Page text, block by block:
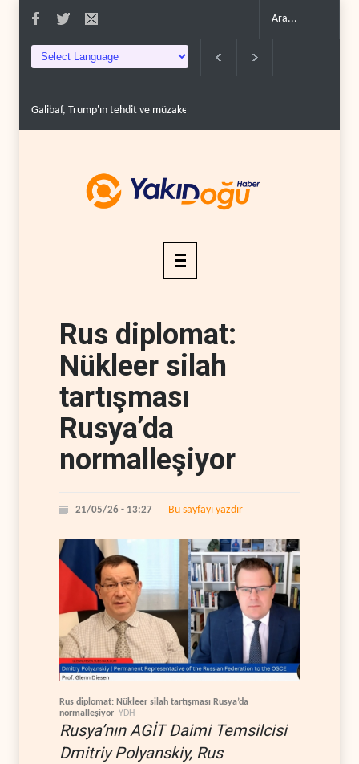
ve müzakere mesajlarıyla alay et.. Trump: İran savaşı yakında bitebilir,
Rus diplomat:
Nükleer silah
tartışması
Rusya’da
normalleşiyor
21/05/26 - 13:27 Bu sayfayı yazdır
Rus diplomat: Nükleer silah tartışması Rusya’da
normalleşiyor YDH
Rusya’nın AGİT Daimi Temsilcisi
Dmitriy Polyanskiy, Rus